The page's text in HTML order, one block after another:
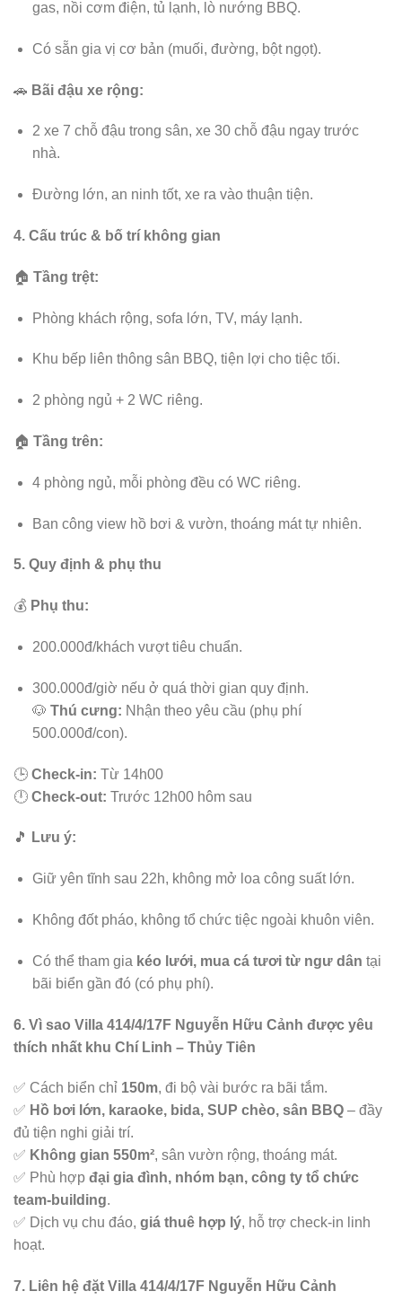
gas, nồi cơm điện, tủ lạnh, lò nướng BBQ.
Có sẵn gia vị cơ bản (muối, đường, bột ngọt).
🚗 Bãi đậu xe rộng:
2 xe 7 chỗ đậu trong sân, xe 30 chỗ đậu ngay trước
nhà.
Đường lớn, an ninh tốt, xe ra vào thuận tiện.
4. Cấu trúc & bố trí không gian
🏠 Tầng trệt:
Phòng khách rộng, sofa lớn, TV, máy lạnh.
Khu bếp liên thông sân BBQ, tiện lợi cho tiệc tối.
2 phòng ngủ + 2 WC riêng.
🏠 Tầng trên:
4 phòng ngủ, mỗi phòng đều có WC riêng.
Ban công view hồ bơi & vườn, thoáng mát tự nhiên.
5. Quy định & phụ thu
💰 Phụ thu:
200.000đ/khách vượt tiêu chuẩn.
300.000đ/giờ nếu ở quá thời gian quy định.
🐶 Thú cưng: Nhận theo yêu cầu (phụ phí
500.000đ/con).
🕒 Check-in: Từ 14h00
🕛 Check-out: Trước 12h00 hôm sau
🎵 Lưu ý:
Giữ yên tĩnh sau 22h, không mở loa công suất lớn.
Không đốt pháo, không tổ chức tiệc ngoài khuôn viên.
Có thể tham gia kéo lưới, mua cá tươi từ ngư dân tại
bãi biển gần đó (có phụ phí).
6. Vì sao Villa 414/4/17F Nguyễn Hữu Cảnh được yêu
thích nhất khu Chí Linh – Thủy Tiên
✅ Cách biển chỉ 150m, đi bộ vài bước ra bãi tắm.
✅ Hồ bơi lớn, karaoke, bida, SUP chèo, sân BBQ – đầy
đủ tiện nghi giải trí.
✅ Không gian 550m², sân vườn rộng, thoáng mát.
✅ Phù hợp đại gia đình, nhóm bạn, công ty tổ chức
team-building.
✅ Dịch vụ chu đáo, giá thuê hợp lý, hỗ trợ check-in linh
hoạt.
7. Liên hệ đặt Villa 414/4/17F Nguyễn Hữu Cảnh